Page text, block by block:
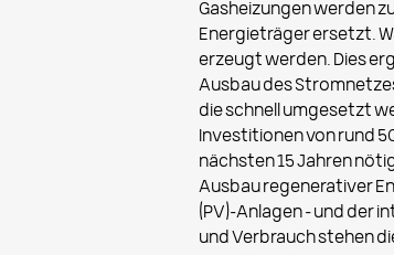
Gasheizungen werden
Energieträger ersetzt.
erzeugt werden. Dies
Ausbau des
die schnell umgesetzt
Investitionen von rund
nächsten 15 Jahren
Ausbau regenerativer
(PV)-Anlagen – und der
und Verbrauch stehen